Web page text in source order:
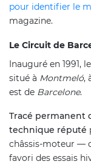
pour identifier le
magazine.
Le Circuit de
Inauguré en 1991, le
situé à Montmeló,
est de Barcelone.
Tracé permanent
technique réputé
châssis-moteur —
favori des essais